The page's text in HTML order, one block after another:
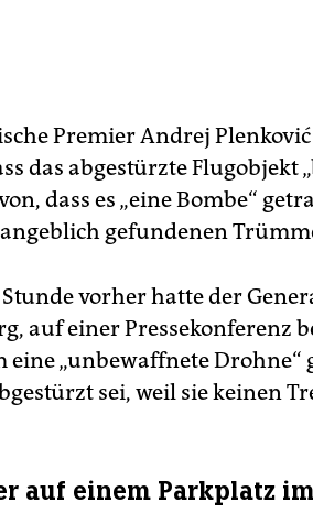
Premier Andrej
das abgestürzte Flugobjekt
dass es „eine Bombe“
angeblich gefundenen
vorher hatte der
auf einer Pressekonferenz
eine „unbewaffnete
sei, weil sie keinen
auf einem Parkplatz